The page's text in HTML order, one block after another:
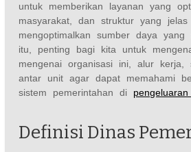
untuk memberikan layanan yang
masyarakat, dan struktur yang
mengoptimalkan sumber daya
itu, penting bagi kita untuk
mengenai organisasi ini, alur kerja,
antar unit agar dapat memahami
sistem pemerintahan di
Definisi Dinas